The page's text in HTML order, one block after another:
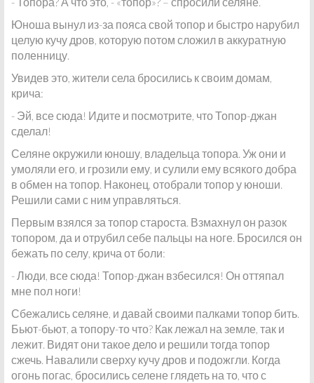
Юноша вынул из-за пояса свой топор и быстро нарубил
целую кучу дров, которую потом сложил в аккуратную
поленницу.
Увидев это, жители села бросились к своим домам,
крича:
- Эй, все сюда! Идите и посмотрите, что Топор-джан
сделал!
Селяне окружили юношу, владельца топора. Уж они и
умоляли его, и грозили ему, и сулили ему всякого добра
в обмен на топор. Наконец, отобрали топор у юноши.
Решили сами с ним управляться.
Первым взялся за топор староста. Взмахнул он разок
топором, да и отрубил себе пальцы на ноге. Бросился он
бежать по селу, крича от боли:
- Люди, все сюда! Топор-джан взбесился! Он оттяпал
мне пол ноги!
Сбежались селяне, и давай своими палками топор бить.
Бьют-бьют, а топору-то что? Как лежал на земле, так и
лежит. Видят они такое дело и решили тогда топор
сжечь. Навалили сверху кучу дров и подожгли. Когда
огонь погас, бросились селене глядеть на то, что с